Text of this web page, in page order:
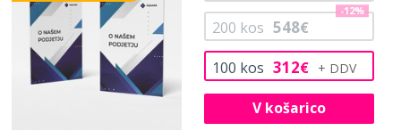
100 kos 312€
200 kos 548€
-12%
V košarico